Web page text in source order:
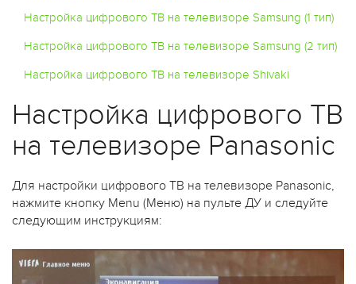
Настройка цифрового ТВ на телевизоре Samsung (1 тип)
Настройка цифрового ТВ на телевизоре Samsung (2 тип)
Настройка цифрового ТВ на телевизоре Shivaki
Настройка цифрового ТВ
на телевизоре Panasonic
Для настройки цифрового ТВ на телевизоре Panasonic,
нажмите кнопку Menu (Меню) на пульте ДУ и следуйте
следующим инструкциям: